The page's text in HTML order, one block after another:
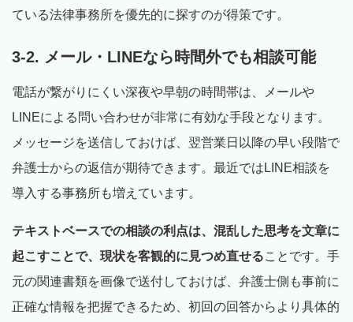
ている法律事務所を優先的に探すのが得策です。
3-2. メール・LINEなら時間外でも相談可能
電話が繋がりにくい深夜や早朝の時間帯は、メールや
LINEによる問い合わせが非常に有効な手段となります。
メッセージを送信しておけば、翌営業日以降の早い段階で
弁護士からの返信が期待できます。最近ではLINE相談を
導入する事務所も増えています。
テキストベースでの相談の利点は、混乱した思考を文章に
起こすことで、現状を客観的に見つめ直せることです。手
元の関連書類を画像で送付しておけば、弁護士側も事前に
正確な情報を把握できるため、初回の回答からより具体的